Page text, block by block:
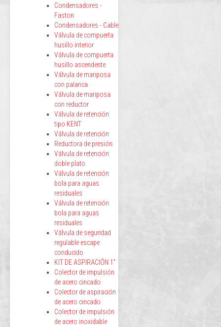
Condensadores -
Faston
Condensadores - Cable
Válvula de compuerta
husillo interior
Válvula de compuerta
husillo ascendente
Válvula de mariposa
con palanca
Válvula de mariposa
con reductor
Válvula de retención
tipo KENT
Válvula de retención
Reductora de presión
Válvula de retención
doble plato
Válvula de retención
bola para aguas
residuales
Válvula de retención
bola para aguas
residuales
Válvula de seguridad
regulable escape
conducido
KIT DE ASPIRACIÓN 1”
Colector de impulsión
de acero cincado
Colector de aspiración
de acero cincado
Colector de impulsión
de acero inoxidable